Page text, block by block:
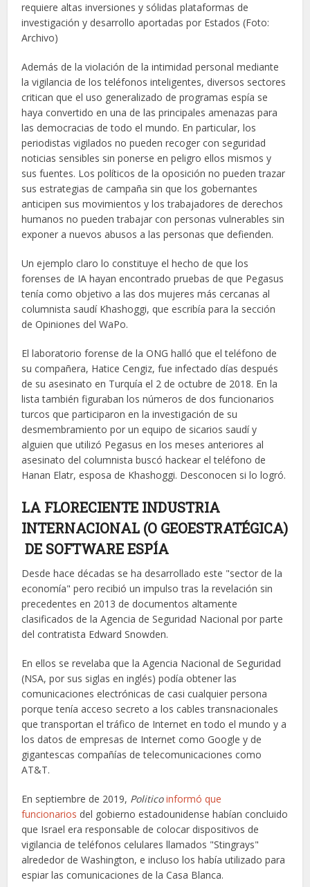
requiere altas inversiones y sólidas plataformas de
investigación y desarrollo aportadas por Estados(Foto:
Archivo)
Además de la violación de la intimidad personal mediante
la vigilancia de los teléfonos inteligentes, diversos sectores
critican que el uso generalizado de programas espía se
haya convertido en una de las principales amenazas para
las democracias de todo el mundo. En particular, los
periodistas vigilados no pueden recoger con seguridad
noticias sensibles sin ponerse en peligro ellos mismos y
sus fuentes. Los políticos de la oposición no pueden trazar
sus estrategias de campaña sin que los gobernantes
anticipen sus movimientos y los trabajadores de derechos
humanos no pueden trabajar con personas vulnerables sin
exponer a nuevos abusos a las personas que defienden.
Un ejemplo claro lo constituye el hecho de que los
forenses de IA hayan encontrado pruebas de que Pegasus
tenía como objetivo a las dos mujeres más cercanas al
columnista saudí Khashoggi, que escribía para la sección
de Opiniones del WaPo.
El laboratorio forense de la ONG halló que el teléfono de
su compañera, Hatice Cengiz, fue infectado días después
de su asesinato en Turquía el 2 de octubre de 2018. En la
lista también figuraban los números de dos funcionarios
turcos que participaron en la investigación de su
desmembramiento por un equipo de sicarios saudí y
alguien que utilizó Pegasus en los meses anteriores al
asesinato del columnista buscó hackear el teléfono de
Hanan Elatr, esposa de Khashoggi. Desconocen si lo logró.
LA FLORECIENTE INDUSTRIA
INTERNACIONAL (O GEOESTRATÉGICA)
DE SOFTWARE ESPÍA
Desde hace décadas se ha desarrollado este "sector de la
economía" pero recibió un impulso tras la revelación sin
precedentes en 2013 de documentos altamente
clasificados de la Agencia de Seguridad Nacional por parte
del contratista Edward Snowden.
En ellos se revelaba que la Agencia Nacional de Seguridad
(NSA, por sus siglas en inglés) podía obtener las
comunicaciones electrónicas de casi cualquier persona
porque tenía acceso secreto a los cables transnacionales
que transportan el tráfico de Internet en todo el mundo y a
los datos de empresas de Internet como Google y de
gigantescas compañías de telecomunicaciones como
AT&T.
En septiembre de 2019, Politico informó que
funcionarios del gobierno estadounidense habían concluido
que Israel era responsable de colocar dispositivos de
vigilancia de teléfonos celulares llamados "Stingrays"
alrededor de Washington, e incluso los había utilizado para
espiar las comunicaciones de la Casa Blanca.